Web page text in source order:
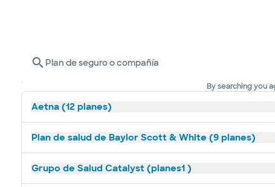
Plan de seguro o compañía
By searching you
Aetna (12 planes)
Plan de salud de Baylor Scott & White (9 planes)
Grupo de Salud Catalyst (planes1 )